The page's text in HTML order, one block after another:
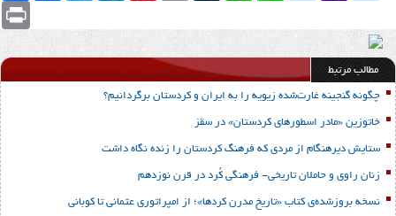
Print
مطالب مرتبط
چگونه گنجینه غارت‌شده زیویه را به ایران و کردستان برگردانیم؟
خاتوزین «مادر اسطورهای کردستان» در سقز
ستایش دیرهنگام از مردی که فرهنگ کردستان را زنده نگاه داشت
زنان راوی و حاملان تاریخی- فرهنگی کُرد در قرن نوزدهم
نسخه بروزشده‌ی کتاب «تاریخ مدرن کردها»؛ از امپراتوری عثمانی تا کوبانی